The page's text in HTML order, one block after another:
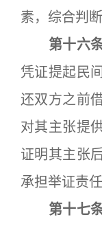
素，综合判
第十六
凭证提起民
还双方之前
对其主张提
证明其主张
承担举证责任
第十七